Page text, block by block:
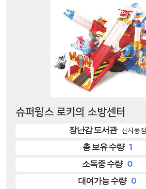
슈퍼윙스 로키의 소방센터
장난감 도서관 신사동점
총 보유 수량 1
소독중 수량 0
대여가능 수량 0